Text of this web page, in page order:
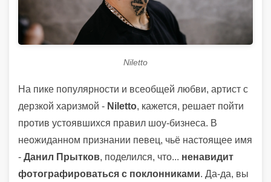
Niletto
На пике популярности и всеобщей любви, артист с
дерзкой харизмой - Niletto, кажется, решает пойти
против устоявшихся правил шоу-бизнеса. В
неожиданном признании певец, чьё настоящее имя
- Данил Прытков, поделился, что... ненавидит
фотографироваться с поклонниками. Да-да, вы